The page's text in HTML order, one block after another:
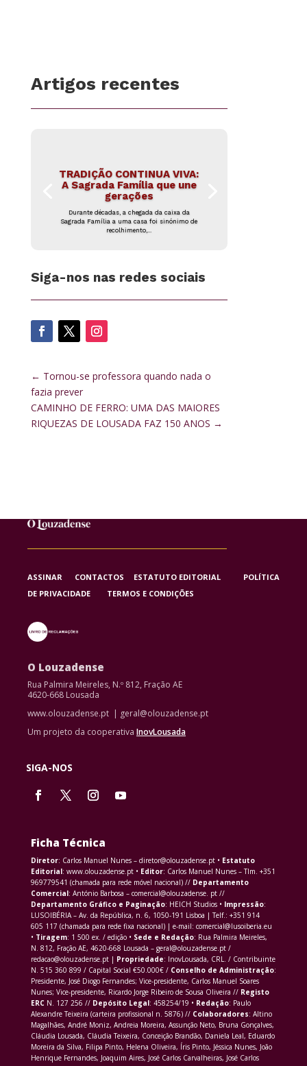
Artigos recentes
TRADIÇÃO CONTINUA VIVA:
A Sagrada Família que une
gerações
Durante décadas, a chegada da caixa da
Sagrada Família a uma casa foi sinónimo de
recolhimento,...
Siga-nos nas redes sociais
← Tornou-se professora quando nada o
fazia prever
CAMINHO DE FERRO: UMA DAS MAIORES
RIQUEZAS DE LOUSADA FAZ 150 ANOS →
ASSINAR CONTACTOS ESTATUTO EDITORIAL POLÍTICA
DE PRIVACIDADE TERMOS E CONDIÇÕES
O Louzadense
Rua Palmira Meireles, N.º 812, Fração AE
4620-668 Lousada
www.olouzadense.pt | geral@olouzadense.pt
Um projeto da cooperativa InovLousada
SIGA-NOS
Ficha Técnica
Diretor: Carlos Manuel Nunes – diretor@olouzadense.pt • Estatuto
Editorial: www.olouzadense.pt • Editor: Carlos Manuel Nunes – Tlm. +351
969779541 (chamada para rede móvel nacional) // Departamento
Comercial: António Barbosa – comercial@olouzadense. pt //
Departamento Gráfico e Paginação: HEICH Studios • Impressão:
LUSOIBÉRIA – Av. da República, n. 6, 1050-191 Lisboa | Telf.: +351 914
605 117 (chamada para rede fixa nacional) | e-mail: comercial@lusoiberia.eu
• Tiragem: 1 500 ex. / edição • Sede e Redação: Rua Palmira Meireles,
N. 812, Fração AE, 4620-668 Lousada – geral@olouzadense.pt /
redacao@olouzadense.pt | Propriedade: InovLousada, CRL. / Contribuinte
N. 515 360 899 / Capital Social €50.000€ / Conselho de Administração:
Presidente, José Diogo Fernandes; Vice-presidente, Carlos Manuel Soares
Nunes; Vice-presidente, Ricardo Jorge Ribeiro de Sousa Oliveira // Registo
ERCN. 127 256 // Depósito Legal: 458254/19 • Redação: Paulo
Alexandre Teixeira (carteira profissional n. 5876) // Colaboradores: Altino
Magalhães, André Moniz, Andreia Moreira, Assunção Neto, Bruna Gonçalves,
Cláudia Lousada, Cláudia Teixeira, Conceição Brandão, Daniela Leal, Eduardo
Moreira da Silva, Filipa Pinto, Helena Oliveira, Íris Pinto, Jéssica Nunes, João
Henrique Fernandes, Joaquim Aires, José Carlos Carvalheiras, José Carlos